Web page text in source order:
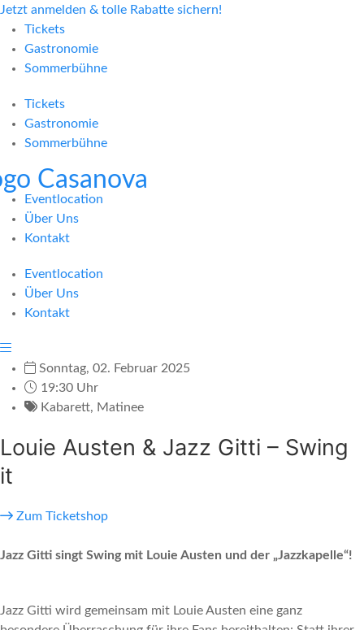
Jetzt anmelden & tolle Rabatte sichern!
Tickets
Gastronomie
Sommerbühne
Tickets
Gastronomie
Sommerbühne
Eventlocation
Über Uns
Kontakt
Eventlocation
Über Uns
Kontakt
Sonntag, 02. Februar 2025
19:30 Uhr
Kabarett, Matinee
Louie Austen & Jazz Gitti – Swing
it
Zum Ticketshop
Jazz Gitti singt Swing mit Louie Austen und der „Jazzkapelle“!
Jazz Gitti wird gemeinsam mit Louie Austen eine ganz